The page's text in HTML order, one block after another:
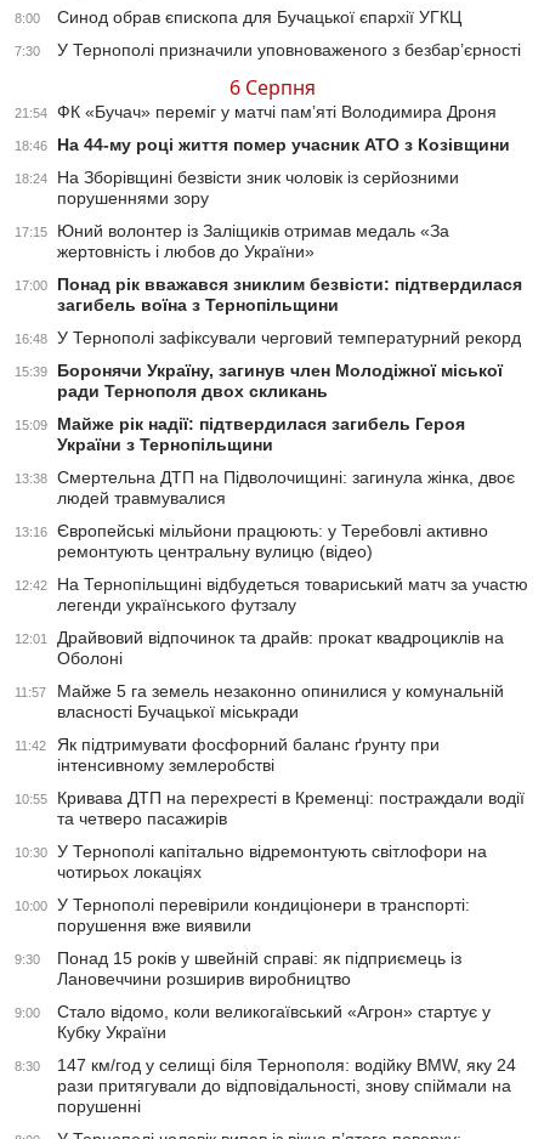
8:00 Синод обрав єпископа для Бучацької єпархії УГКЦ
7:30 У Тернополі призначили уповноваженого з безбар’єрності
6 Серпня
21:54 ФК «Бучач» переміг у матчі пам’яті Володимира Дроня
18:46 На 44-му році життя помер учасник АТО з Козівщини
18:24
На Зборівщині безвісти зник чоловік із серйозними
порушеннями зору
17:15
Юний волонтер із Заліщиків отримав медаль «За
жертовність і любов до України»
17:00
Понад рік вважався зниклим безвісти: підтвердилася
загибель воїна з Тернопільщини
16:48 У Тернополі зафіксували черговий температурний рекорд
15:39
Боронячи Україну, загинув член Молодіжної міської
ради Тернополя двох скликань
15:09
Майже рік надії: підтвердилася загибель Героя
України з Тернопільщини
13:38
Смертельна ДТП на Підволочищині: загинула жінка, двоє
людей травмувалися
13:16
Європейські мільйони працюють: у Теребовлі активно
ремонтують центральну вулицю (відео)
12:42
На Тернопільщині відбудеться товариський матч за участю
легенди українського футзалу
12:01
Драйвовий відпочинок та драйв: прокат квадроциклів на
Оболоні
11:57
Майже 5 га земель незаконно опинилися у комунальній
власності Бучацької міськради
11:42
Як підтримувати фосфорний баланс ґрунту при
інтенсивному землеробстві
10:55
Кривава ДТП на перехресті в Кременці: постраждали водії
та четверо пасажирів
10:30
У Тернополі капітально відремонтують світлофори на
чотирьох локаціях
10:00
У Тернополі перевірили кондиціонери в транспорті:
порушення вже виявили
9:30
Понад 15 років у швейній справі: як підприємець із
Лановеччини розширив виробництво
9:00
Стало відомо, коли великогаївський «Агрон» стартує у
Кубку України
8:30
147 км/год у селищі біля Тернополя: водійку BMW, яку 24
рази притягували до відповідальності, знову спіймали на
порушенні